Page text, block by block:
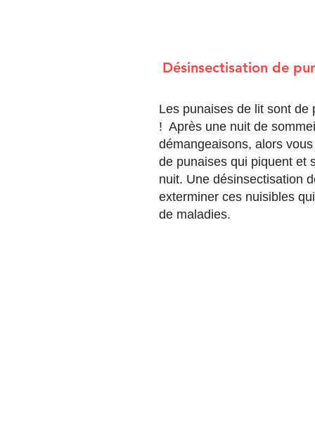
Désinsectisation de
Les punaises de lit sont de
! Après une nuit de
démangeaisons, alors
de punaises qui piquent et
nuit. Une désinsectisation
exterminer ces nuisibles
de maladies.